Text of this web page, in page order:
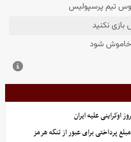
اوکراینی علیه ایران
پرداختی برای عبور از تنگه هرمز